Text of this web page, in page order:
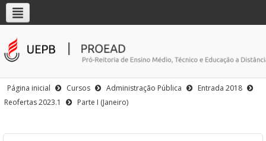
Página inicial Cursos Administração Pública
Entrada 2018
Reofertas 2023.1
Parte I (Janeiro)